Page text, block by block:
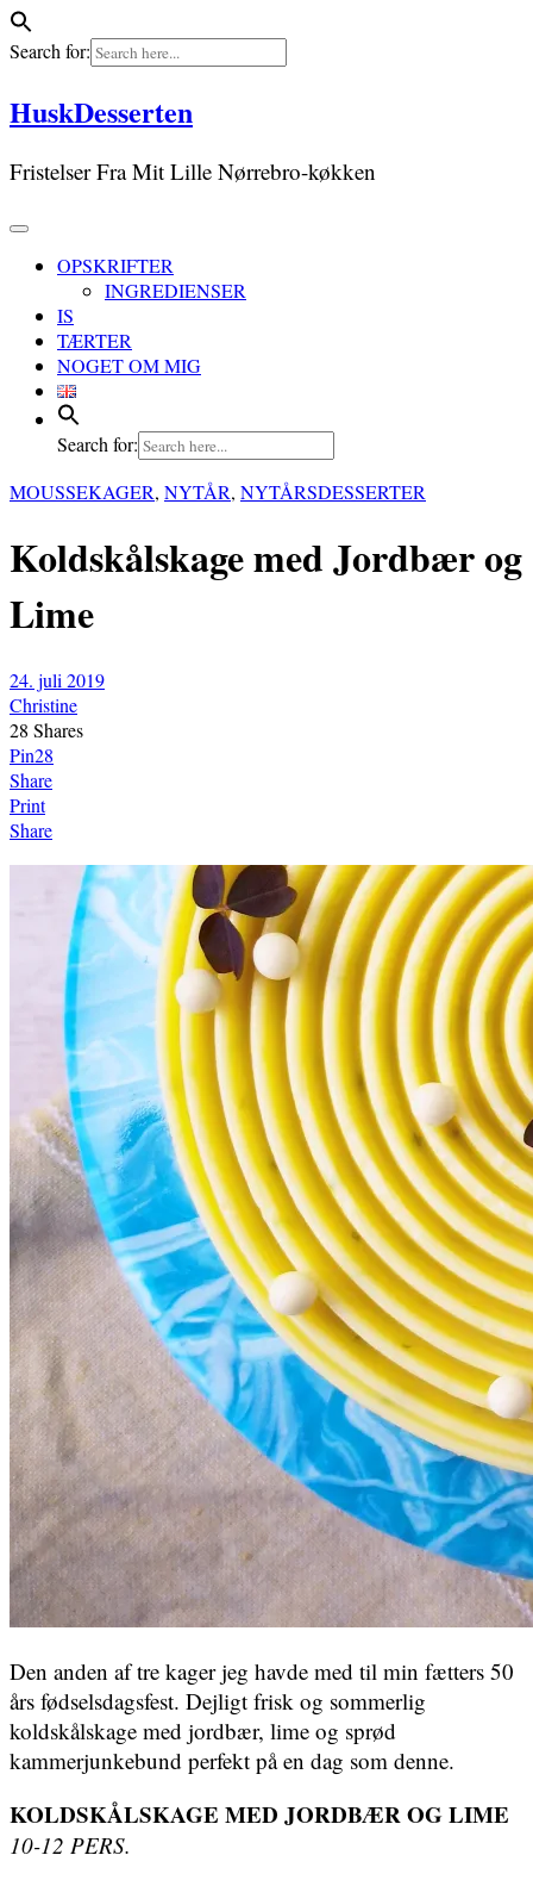
Search for:
Skip
to
HuskDesserten
Fristelser Fra Mit Lille Nørrebro-køkken
OPSKRIFTER
INGREDIENSER
IS
TÆRTER
NOGET OM MIG
Search for:
MOUSSEKAGER, NYTÅR, NYTÅRSDESSERTER
Koldskålskage med Jordbær og
Lime
24. juli 2019
Christine
28 Shares
Pin28
Share
Print
Share
Den anden af tre kager jeg havde med til min fætters 50
års fødselsdagsfest. Dejligt frisk og sommerlig
koldskålskage med jordbær, lime og sprød
kammerjunkebund perfekt på en dag som denne.
KOLDSKÅLSKAGE MED JORDBÆR OG LIME
10-12 PERS.